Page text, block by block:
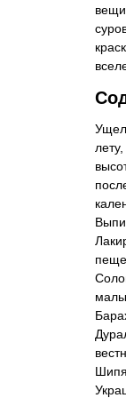
вещи